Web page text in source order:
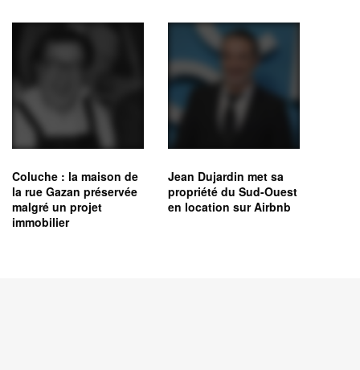
Coluche : la maison de
la rue Gazan préservée
malgré un projet
immobilier
Jean Dujardin met sa
propriété du Sud-Ouest
en location sur Airbnb